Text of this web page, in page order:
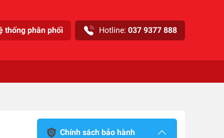
thống phân phối Hotline: 037 9377 888
Chính sách bảo hành